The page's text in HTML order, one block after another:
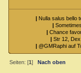
|Nulla salus bello
|
|Chance
|Str 12, Dex
| @GMRaphi auf
Seiten: [1]Nach oben